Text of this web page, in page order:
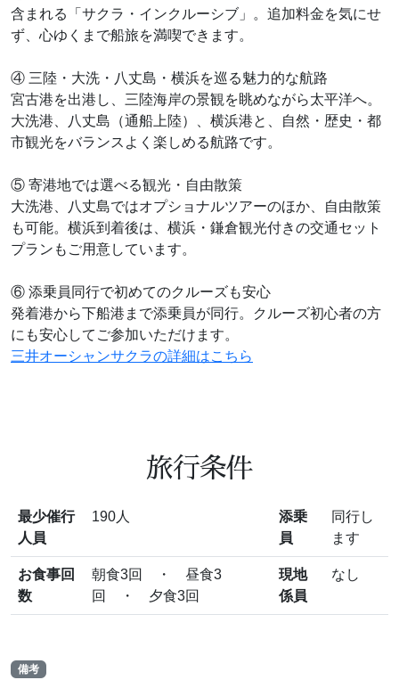
含まれる「サクラ・インクルーシブ」。追加料金を気にせ
ず、心ゆくまで船旅を満喫できます。
④ 三陸・大洗・八丈島・横浜を巡る魅力的な航路
宮古港を出港し、三陸海岸の景観を眺めながら太平洋へ。
大洗港、八丈島（通船上陸）、横浜港と、自然・歴史・都
市観光をバランスよく楽しめる航路です。
⑤ 寄港地では選べる観光・自由散策
大洗港、八丈島ではオプショナルツアーのほか、自由散策
も可能。横浜到着後は、横浜・鎌倉観光付きの交通セット
プランもご用意しています。
⑥ 添乗員同行で初めてのクルーズも安心
発着港から下船港まで添乗員が同行。クルーズ初心者の方
にも安心してご参加いただけます。
三井オーシャンサクラの詳細はこちら
旅行条件
最少催行
人員
190人
添乗
員
同行し
ます
お食事回
数
朝食3回 ・ 昼食3
回 ・ 夕食3回
現地
係員
なし
備考